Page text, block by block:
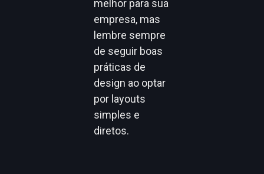
melhor para sua
empresa, mas
lembre sempre
de seguir boas
práticas de
design ao optar
por layouts
simples e
diretos.